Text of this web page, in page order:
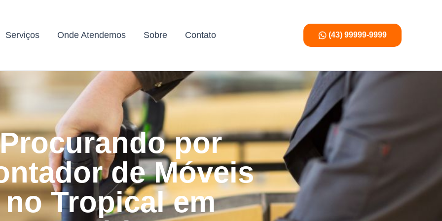
Serviços Onde Atendemos Sobre Contato (43) 99999-9999
por
de Móveis
no Tropical em